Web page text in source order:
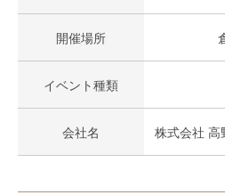
開催場所
イベント種類
会社名 株式会社 高